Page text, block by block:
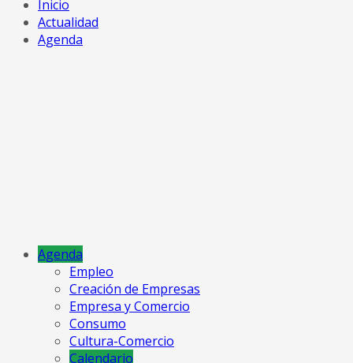
Inicio
Actualidad
Agenda
Agenda
Empleo
Creación de Empresas
Empresa y Comercio
Consumo
Cultura-Comercio
Calendario